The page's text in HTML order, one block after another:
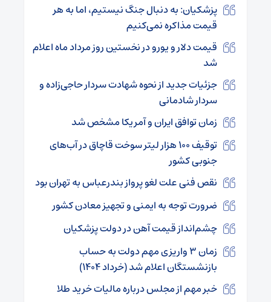
پزشکیان: به دنبال جنگ نیستیم، اما به هر
قیمت مذاکره نمی‌کنیم
قیمت دلار و یورو در نخستین روز مرداد ماه اعلام
شد
جزئیات جدید از نحوه شهادت سردار حاجی‌زاده و
سردار شادمانی
زمان توافق ایران و آمریکا مشخص شد
توقیف ۱۰۰ هزار لیتر سوخت قاچاق در آب‌های
جنوبی کشور
نقص فنی علت لغو پرواز بندرعباس به تهران بود
ضرورت توجه به ایمنی و تجهیز معادن کشور
چشم‌انداز قیمت آهن در دولت پزشکیان
زمان ۳ واریزی مهم دولت به حساب
بازنشستگان اعلام شد (خرداد ۱۴۰۴)
خبر مهم از مجلس درباره مالیات خرید طلا